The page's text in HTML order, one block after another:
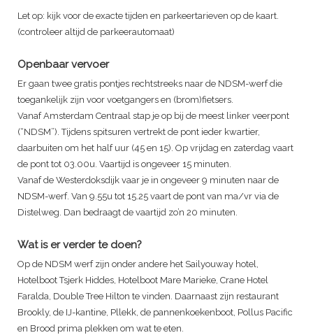
Let op: kijk voor de exacte tijden en parkeertarieven op de kaart.
(controleer altijd de parkeerautomaat)
Openbaar vervoer
Er gaan twee gratis pontjes rechtstreeks naar de NDSM-werf die
toegankelijk zijn voor voetgangers en (brom)fietsers.
Vanaf Amsterdam Centraal stap je op bij de meest linker veerpont
(“NDSM”). Tijdens spitsuren vertrekt de pont ieder kwartier,
daarbuiten om het half uur (45 en 15). Op vrijdag en zaterdag vaart
de pont tot 03.00u. Vaartijd is ongeveer 15 minuten.
Vanaf de Westerdoksdijk vaar je in ongeveer 9 minuten naar de
NDSM-werf. Van 9.55u tot 15.25 vaart de pont van ma/vr via de
Distelweg. Dan bedraagt de vaartijd zo’n 20 minuten.
Wat is er verder te doen?
Op de NDSM werf zijn onder andere het Sailyouway hotel,
Hotelboot Tsjerk Hiddes, Hotelboot Mare Marieke, Crane Hotel
Faralda, Double Tree Hilton te vinden. Daarnaast zijn restaurant
Brookly, de IJ-kantine, Pllekk, de pannenkoekenboot, Pollus Pacific
en Brood prima plekken om wat te eten.